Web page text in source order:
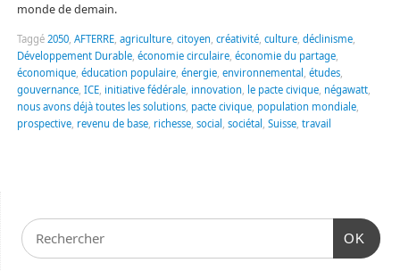
monde de demain.
Taggé 2050, AFTERRE, agriculture, citoyen créativité, culture, déclinisme,
Développement Durable, économie circulaire, économie du partage,
économique, éducation populaire, énergie, environnemental études,
gouvernance, ICE, initiative fédérale, innovation le pacte civique, négawatt,
nous avons déjà toutes les solutions, pacte civique, population mondiale,
prospective, revenu de base, richesse, social sociétal Suisse, travail
OK